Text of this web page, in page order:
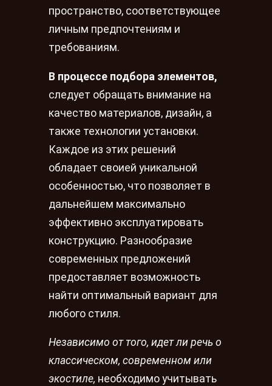
пространство, соответствующее
личным предпочтениям и
требованиям.
В процессе подбора элементов,
следует обращать внимание на
качество материалов, дизайн, а
также технологии установки.
Каждое из этих решений
обладает своией уникальной
особенностью, что позволяет в
дальнейшем максимально
эффективно эксплуатировать
конструкцию. Разнообразие
современных предложений
предоставляет возможность
найти оптимальный вариант для
любого стиля.
Независимо от того, идет ли речь о
классическом, современном или
экостиле, необходимо учитывать